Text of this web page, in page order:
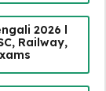
2026 l
SSC, Railway,